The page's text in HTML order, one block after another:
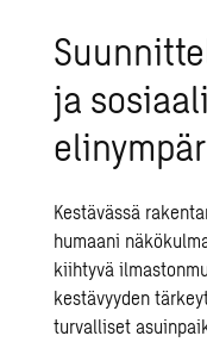
ja
Kestävässä
humaani
kiihtyvä
kestävyyden
turvalliset